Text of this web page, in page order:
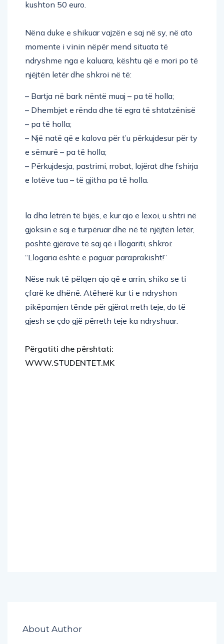
kushton 50 euro.
Nëna duke e shikuar vajzën e saj në sy, në ato
momente i vinin nëpër mend situata të
ndryshme nga e kaluara, kështu që e mori po të
njëjtën letër dhe shkroi në të:
– Bartja në bark nëntë muaj – pa të holla;
– Dhembjet e rënda dhe të egra të shtatzënisë
– pa të holla;
– Një natë që e kalova për t’u përkujdesur për ty
e sëmurë – pa të holla;
– Përkujdesja, pastrimi, rrobat, lojërat dhe fshirja
e lotëve tua – të gjitha pa të holla.
la dha letrën të bijës, e kur ajo e lexoi, u shtri në
gjoksin e saj e turpëruar dhe në të njëjtën letër,
poshtë gjërave të saj që i llogariti, shkroi:
“Llogaria është e paguar paraprakisht!”
Nëse nuk të pëlqen ajo që e arrin, shiko se ti
çfarë ke dhënë. Atëherë kur ti e ndryshon
pikëpamjen tënde për gjërat rreth teje, do të
gjesh se çdo gjë përreth teje ka ndryshuar.
Përgatiti dhe përshtati:
WWW.STUDENTET.MK
About Author